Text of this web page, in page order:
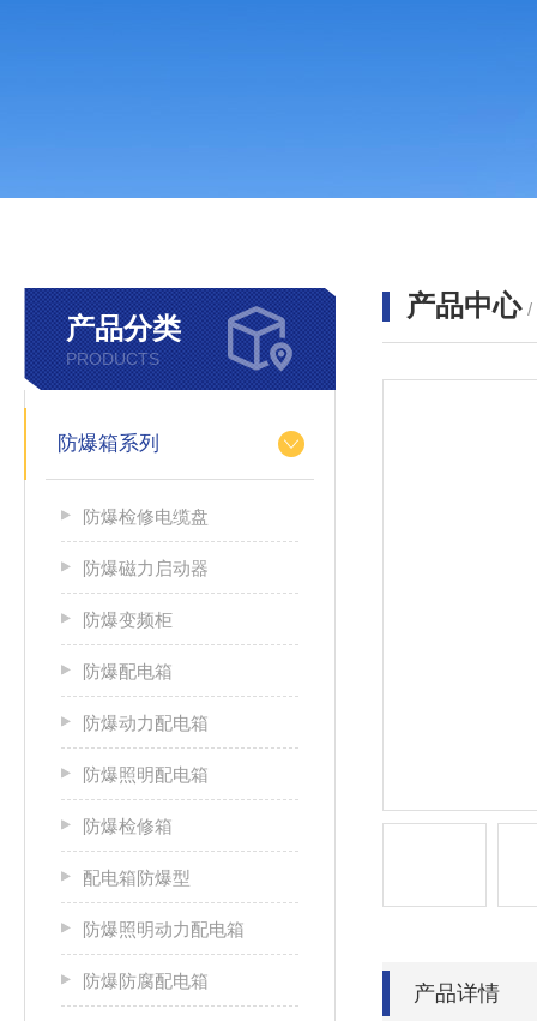
产品分类
PRODUCTS
防爆箱系列
防爆检修电缆盘
防爆磁力启动器
防爆变频柜
防爆配电箱
防爆动力配电箱
防爆照明配电箱
防爆检修箱
配电箱防爆型
防爆照明动力配电箱
防爆防腐配电箱
产品中心 /
产品详情